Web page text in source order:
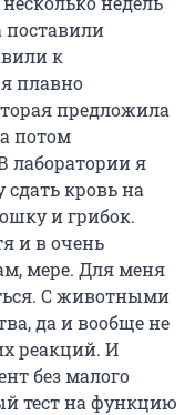
поставили
к
плавно
предложила
потом
лаборатории я
кровь на
и грибок.
и в очень
мере. Для меня
С животными
да и вообще не
реакций. И
без малого
тест на функцию